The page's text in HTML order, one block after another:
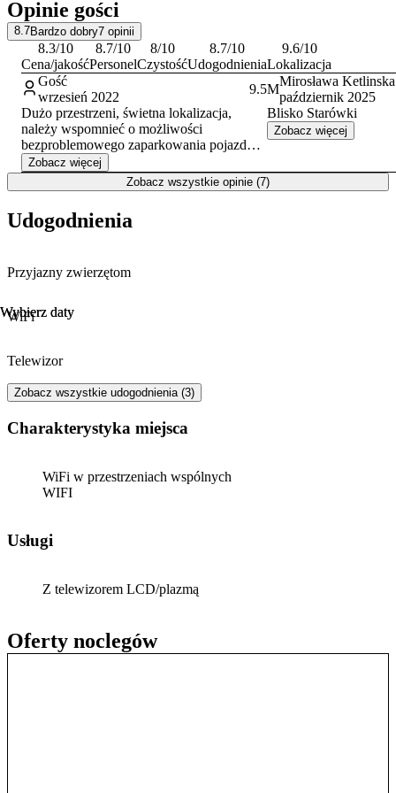
Dzięki swojemu położeniu i układowi apartament stanowi dogodną
bazę wypadową do zwiedzania Gdańska. Jest to odpowiednie
miejsce dla par oraz małych grup znajomych. Obsługa obiektu
posługuje się językiem polskim, angielskim, rosyjskim i
hiszpańskim.
Opinie gości
8.7Bardzo dobry7 opinii
8.3/10
Cena/jakość
8.7/10
Personel
8/10
Czystość
8.7/10
Udogodnienia
9.6/10
Lokalizacja
Gość
wrzesień 2022
9.5
Dużo przestrzeni, świetna lokalizacja,
należy wspomnieć o możliwości
bezproblemowego zaparkowania pojazdu
(chociaż z niej nie korzystałam)
Zobacz więcej
M
Mirosława Ketlinska
październik 2025
Blisko Starówki
Zobacz więcej
Zobacz wszystkie opinie (7)
Wybierz daty
Oferty noclegów
Wybierz daty
Udogodnienia
Przyjazny zwierzętom
WiFi
Telewizor
Zobacz wszystkie udogodnienia (3)
Charakterystyka miejsca
WiFi w przestrzeniach wspólnych
WIFI
Usługi
Z telewizorem LCD/plazmą